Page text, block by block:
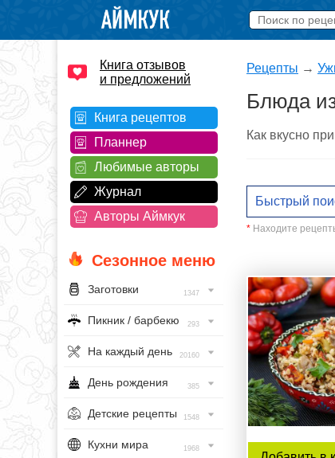
Книга отзывов
и предложений
Книга рецептов
Планнер
Любимые авторы
Журнал
Авторы Аймкук
Сезонное меню
Заготовки 1347
Пикник / барбекю 293
На каждый день 20160
День рождения 385
Детские рецепты 1548
Кухни мира 1968
Рецепты →
Блюда
Как вкусно
* Находите